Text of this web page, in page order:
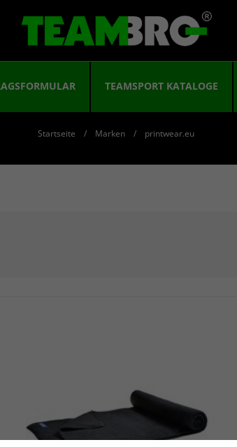
TEAMSPORT KATALOGE
Startseite Marken printwear.eu